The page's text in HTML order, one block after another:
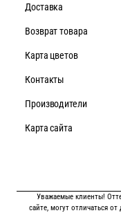
Доставка
Возврат товара
Карта цветов
Контакты
Производители
Карта сайта
Уважаемые клиенты!
сайте, могут отличаться